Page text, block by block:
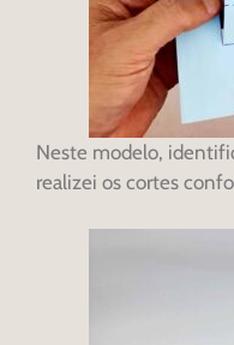
Neste modelo,
realizei os cortes